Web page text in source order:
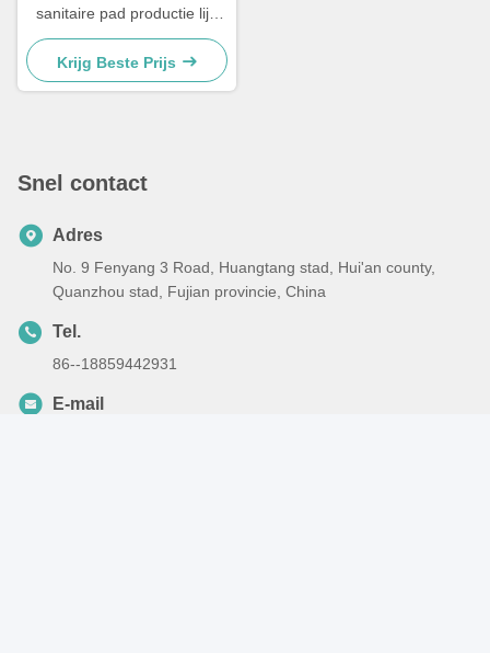
sanitaire pad productie lijn
met export van grondstoffen
Krijg Beste Prijs
Snel contact
Adres
No. 9 Fenyang 3 Road, Huangtang stad, Hui'an county,
Quanzhou stad, Fujian provincie, China
Tel.
86--18859442931
E-mail